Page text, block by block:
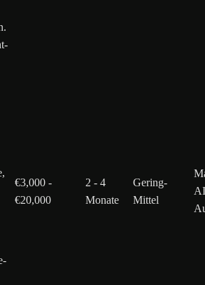
€3,000 -
€20,000
2 - 4
Monate
Gering-
Mittel